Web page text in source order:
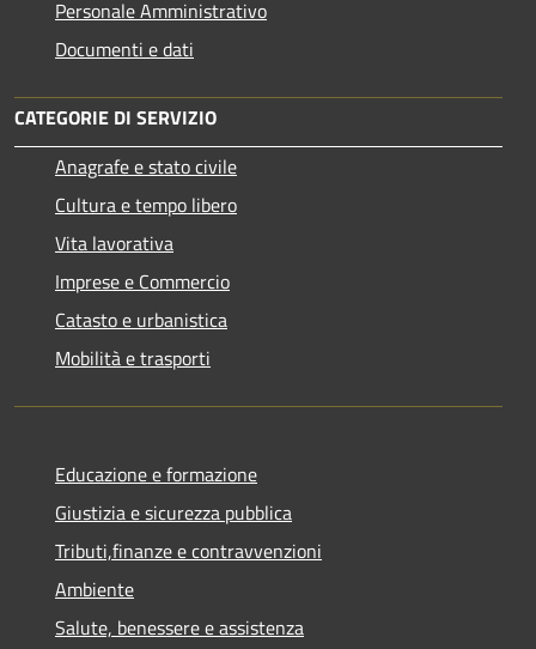
Personale Amministrativo
Documenti e dati
CATEGORIE DI SERVIZIO
Anagrafe e stato civile
Cultura e tempo libero
Vita lavorativa
Imprese e Commercio
Catasto e urbanistica
Mobilità e trasporti
Educazione e formazione
Giustizia e sicurezza pubblica
Tributi,finanze e contravvenzioni
Ambiente
Salute, benessere e assistenza